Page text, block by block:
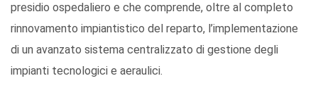
presidio ospedaliero e che comprende, oltre al completo
rinnovamento impiantistico del reparto, l’implementazione
di un avanzato sistema centralizzato di gestione degli
impianti tecnologici e aeraulici.